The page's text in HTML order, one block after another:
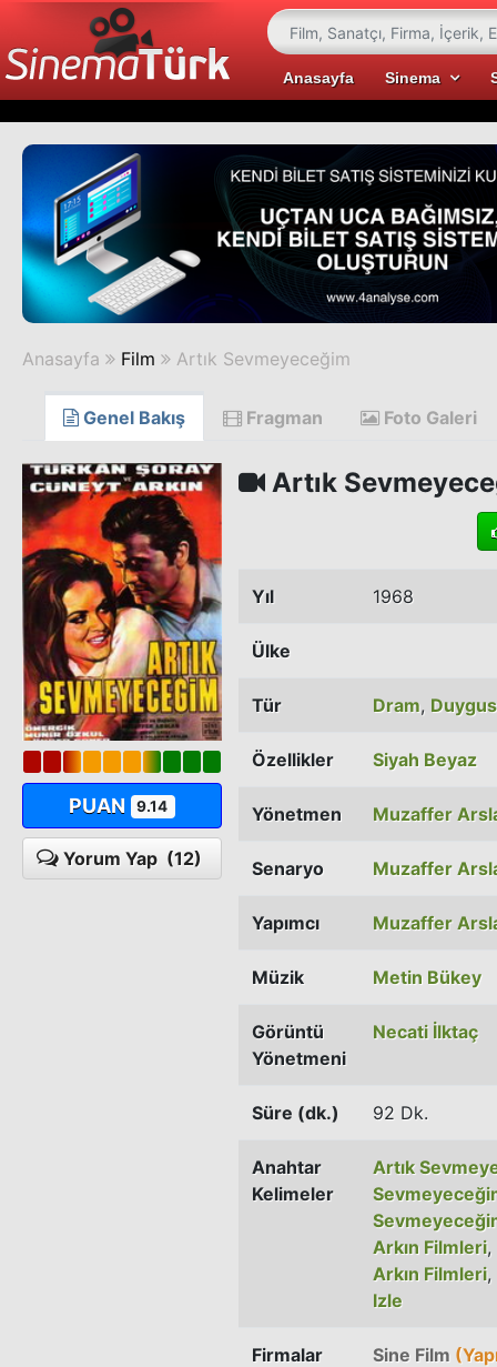
Anasayfa Sinema
Anasayfa Film Artık Sevmeyeceğim
Genel Bakış Fragman Foto Galeri
PUAN 9.14
Yorum Yap (12)
Artık
Yıl 1968
Ülke
Tür Dram,
Özellikler Siyah Beyaz
Yönetmen Muzaffer
Senaryo Muzaffer
Yapımcı Muzaffer
Müzik Metin Bükey
Görüntü
Yönetmeni
Necati İlktaç
Süre (dk.) 92 Dk.
Anahtar
Kelimeler
Artık
Arkın Filmleri,
Arkın Filmleri,
Izle
Firmalar Sine Film